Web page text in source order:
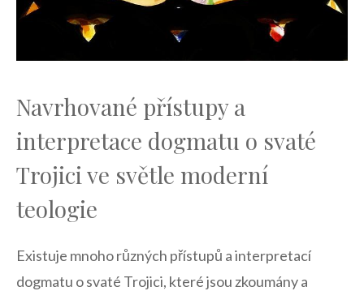
Navrhované ​přístupy a
interpretace‍ dogmatu ​o svaté
Trojici ve světle moderní
teologie
Existuje mnoho‍ různých přístupů a interpretací
dogmatu o svaté‌ Trojici, které ⁣jsou zkoumány a⁤